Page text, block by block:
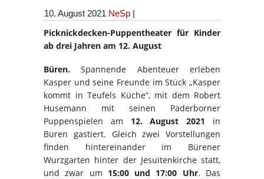
10. August 2021 NeSp |
Picknickdecken-Puppentheater für Kinder
ab drei Jahren am 12. August
Büren. Spannende Abenteuer erleben
Kasper und seine Freunde im Stück „Kasper
kommt in Teufels Küche“, mit dem Robert
Husemann mit seinen Paderborner
Puppenspielen am 12. August 2021
in
Büren gastiert. Gleich zwei Vorstellungen
finden hintereinander im Bürener
Wurzgarten hinter der Jesuitenkirche statt,
und zwar um 15:00 und 17:00 Uhr. Das